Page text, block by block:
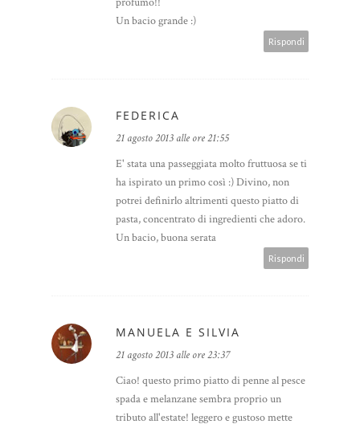
Un bacio grande :)
Rispondi
FEDERICA
21 agosto 2013 alle ore 21:55
E' stata una passeggiata molto fruttuosa se ti
ha ispirato un primo così :) Divino, non
potrei definirlo altrimenti questo piatto di
pasta, concentrato di ingredienti che adoro.
Un bacio, buona serata
Rispondi
MANUELA E SILVIA
21 agosto 2013 alle ore 23:37
Ciao! questo primo piatto di penne al pesce
spada e melanzane sembra proprio un
tributo all'estate! leggero e gustoso mette